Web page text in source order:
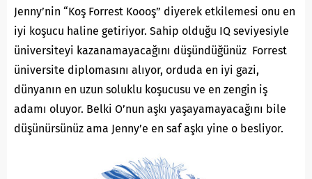
Jenny’nin “Koş Forrest Koooş” diyerek etkilemesi onu en
iyi koşucu haline getiriyor. Sahip olduğu IQ seviyesiyle
üniversiteyi kazanamayacağını düşündüğünüz Forrest
üniversite diplomasını alıyor, orduda en iyi gazi,
dünyanın en uzun soluklu koşucusu ve en zengin iş
adamı oluyor. Belki O’nun aşkı yaşayamayacağını bile
düşünürsünüz ama Jenny’e en saf aşkı yine o besliyor.